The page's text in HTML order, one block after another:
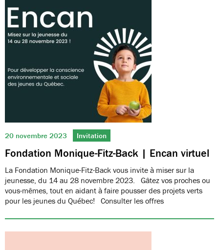
20 novembre 2023 Invitation
Fondation Monique-Fitz-Back | Encan virtuel
La Fondation Monique-Fitz-Back vous invite à miser sur la
jeunesse, du 14 au 28 novembre 2023. Gâtez vos proches ou
vous-mêmes, tout en aidant à faire pousser des projets verts
pour les jeunes du Québec! Consulter les offres